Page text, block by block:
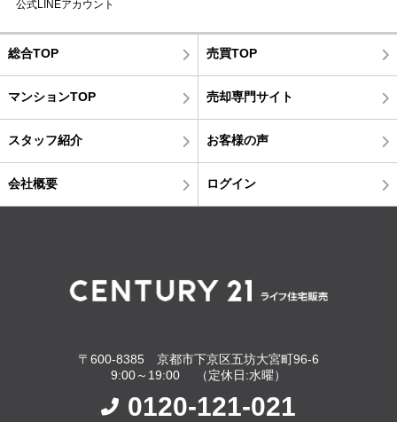
公式LINEアカウント
総合TOP 売買TOP
マンションTOP 売却専門サイト
スタッフ紹介 お客様の声
会社概要 ログイン
〒600-8385 京都市下京区五坊大宮町96-6
9:00～19:00 （定休日:水曜）
0120-121-021